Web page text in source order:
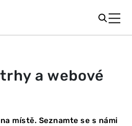
a webové
místě. Seznamte se s námi